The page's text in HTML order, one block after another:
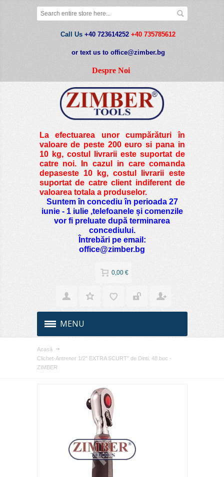
Call Us +40 723614252 +40 735785612
or text us to office@zimber.bg
Despre Noi
La efectuarea unor cumpărături în
valoare de peste200 euro si pana in
10 kg, costul livrarii este suportat de
catre noi. In cazul in care comanda
depaseste 10 kg, costul livrarii este
suportat de catre client indiferent de
valoarea totala a produselor.
Suntem în concediu în perioada 27
iunie - 1 iulie ,telefoanele și comenzile
vor fi preluate după terminarea
concediului.
Întrebări pe email:
office@zimber.bg
0,00 €
MENU
Acasă
Clichet-Antrenor 1/2" EXTRA SCURT" de Dinti. 48.buc -
ZIMBER